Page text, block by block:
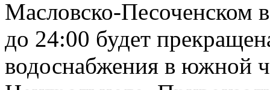
Масловско-Песоченском
до 24:00 будет
водоснабжения в южной